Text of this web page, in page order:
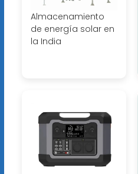
Almacenamiento
de energía solar en
la India